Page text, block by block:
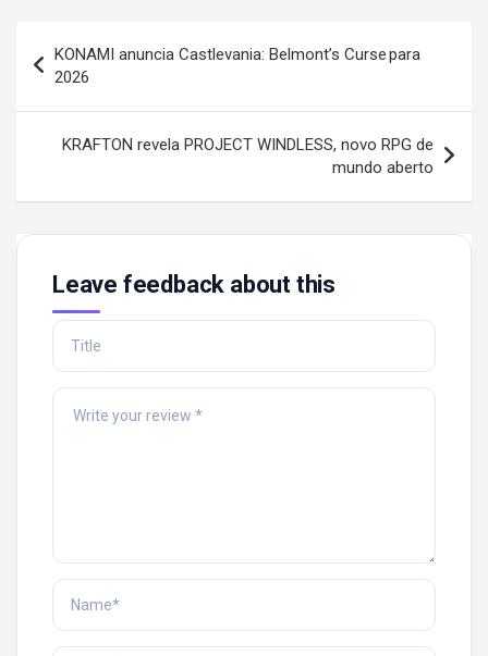
navigation
KONAMI anuncia Castlevania: Belmont’s Curse para
2026
KRAFTON revela PROJECT WINDLESS, novo RPG de
mundo aberto
Leave feedback about this